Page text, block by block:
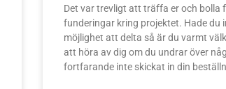
Det var trevligt att träffa er och bolla
funderingar kring projektet. Hade du
möjlighet att delta så är du varmt
att höra av dig om du undrar över
fortfarande inte skickat in din